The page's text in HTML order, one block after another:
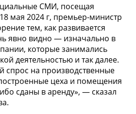
СМИ, посещая
мая 2024 г, премьер-министр
тем, как развивается
явно видно — изначально в
которые занимались
деятельностью и так далее.
спрос на производственные
цеха и помещения
сданы в аренду», — сказал